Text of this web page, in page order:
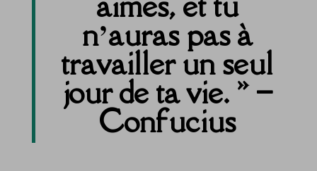
n’auras pas à
travailler un seul
jour de ta vie. » –
Confucius